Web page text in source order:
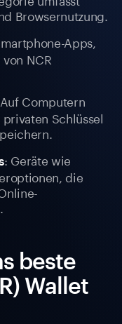
Browsernutzung.
Apps,
NCR
Computern
Schlüssel
: Geräte wie
die
beste
Wallet